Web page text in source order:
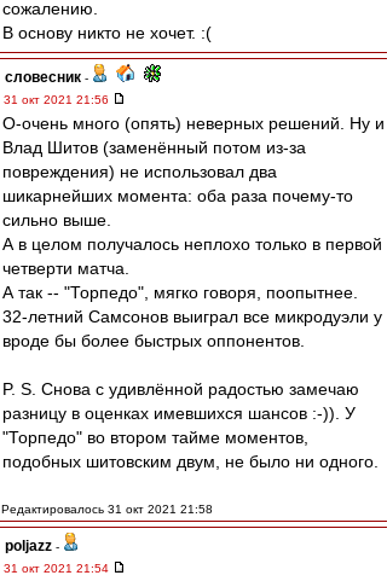
сожалению.
В основу никто не хочет. :(
словесник -
31 окт 2021 21:56
О-очень много (опять) неверных решений. Ну и
Влад Шитов (заменённый потом из-за
повреждения) не использовал два
шикарнейших момента: оба раза почему-то
сильно выше.
А в целом получалось неплохо только в первой
четверти матча.
А так -- "Торпедо", мягко говоря, поопытнее.
32-летний Самсонов выиграл все микродуэли у
вроде бы более быстрых оппонентов.
P. S. Снова с удивлённой радостью замечаю
разницу в оценках имевшихся шансов :-)). У
"Торпедо" во втором тайме моментов,
подобных шитовским двум, не было ни одного.
Редактировалось 31 окт 2021 21:58
poljazz -
31 окт 2021 21:54